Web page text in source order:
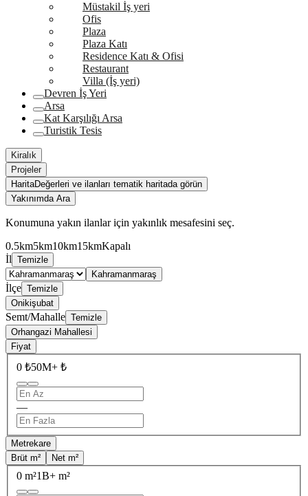
Müstakil İş yeri
Ofis
Plaza
Plaza Katı
Residence Katı & Ofisi
Restaurant
Villa (İş yeri)
Devren İş Yeri
Arsa
Kat Karşılığı Arsa
Turistik Tesis
Kiralık
Projeler
HaritaDeğerleri ve ilanları tematik haritada görün
Yakınımda Ara
Konumuna yakın ilanlar için yakınlık mesafesini seç.
0.5km5km10km15kmKapalı
İl Temizle
Kahramanmaraş
İlçe Temizle
Onikişubat
Semt/Mahalle Temizle
Orhangazi Mahallesi
Fiyat
0 ₺50M+ ₺
—
Metrekare
Brüt m²
Net m²
0 m²1B+ m²